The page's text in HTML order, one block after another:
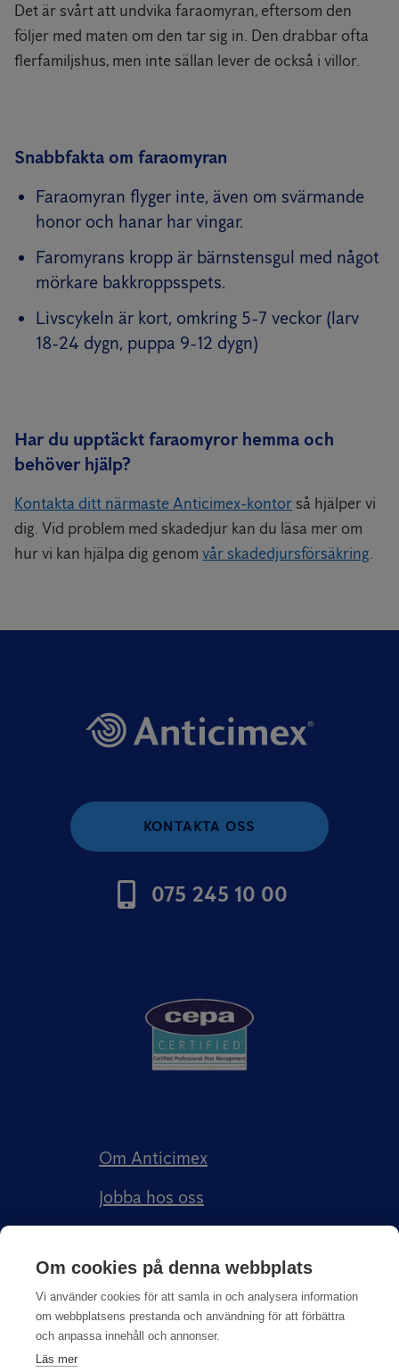
Det är svårt att undvika faraomyran, eftersom den
följer med maten om den tar sig in. Den drabbar ofta
flerfamiljshus, men inte sällan lever de också i villor.
Snabbfakta om faraomyran
Faraomyran flyger inte, även om svärmande
honor och hanar har vingar.
Faromyrans kropp är bärnstensgul med något
mörkare bakkroppsspets.
Livscykeln är kort, omkring 5-7 veckor (larv
18-24 dygn, puppa 9-12 dygn)
Har du upptäckt faraomyror hemma och
behöver hjälp?
Kontakta ditt närmaste Anticimex-kontor så hjälper vi
dig. Vid problem med skadedjur kan du läsa mer om
hur vi kan hjälpa dig genom vår skadedjursförsäkring.
KONTAKTA OSS
075 245 10 00
Om Anticimex
Jobba hos oss
Anticimex Försäkringar AB
Om cookies på denna webbplats
Vi använder cookies för att samla in och analysera information
om webbplatsens prestanda och användning för att förbättra
och anpassa innehåll och annonser.
Läs mer